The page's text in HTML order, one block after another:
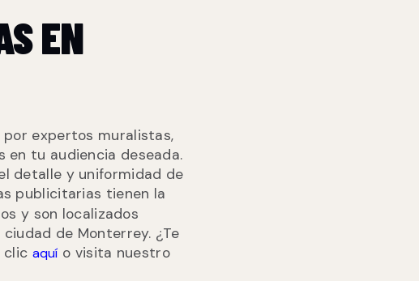
EN
expertos muralistas,
tu audiencia deseada.
detalle y uniformidad de
publicitarias tienen la
y son localizados
de Monterrey. ¿Te
clic aquí o visita nuestro